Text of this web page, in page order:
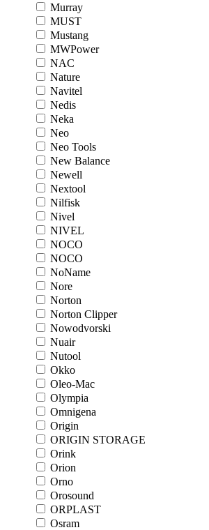
Murray
MUST
Mustang
MWPower
NAC
Nature
Navitel
Nedis
Neka
Neo
Neo Tools
New Balance
Newell
Nextool
Nilfisk
Nivel
NIVEL
NOCO
NOCO
NoName
Nore
Norton
Norton Clipper
Nowodvorski
Nuair
Nutool
Okko
Oleo-Mac
Olympia
Omnigena
Origin
ORIGIN STORAGE
Orink
Orion
Orno
Orosound
ORPLAST
Osram